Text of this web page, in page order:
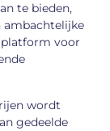
te bieden,
ambachtelijke
platform voor
wordt
gedeelde